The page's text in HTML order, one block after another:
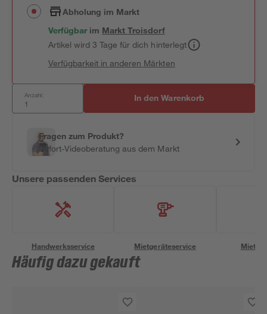
Abholung im Markt
Verfügbar im MarktTroisdorf
Artikel wird 3 Tage für dich hinterlegt
Verfügbarkeit in anderen Märkten
Anzahl: In den Warenkorb
Fragen zum Produkt?
Sofort-Videoberatung aus dem Markt
Unsere passenden Services
Handwerksservice Mietgeräteservice
Häufig dazu gekauft